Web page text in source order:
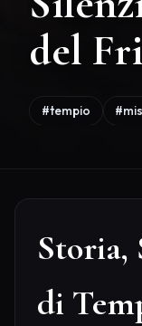
del
#tempio
Storia,
di